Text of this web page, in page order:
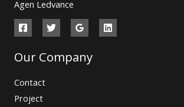
Agen Ledvance
Our Company
Contact
Project